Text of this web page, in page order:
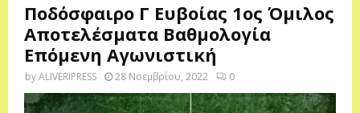
Ποδόσφαιρο Γ Ευβοίας 1ος Όμιλος
Αποτελέσματα Βαθμολογία
Επόμενη Αγωνιστική
byALIVERIPRESS 28 Νοεμβρίου, 2022 0